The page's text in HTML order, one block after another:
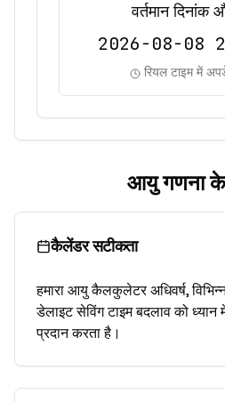
वर्तमान दिनांक
2026-08-08
रियल टाइम में
आयु गणना के
कैलेंडर सटीकता
हमारा आयु कैलकुलेटर अधिवर्ष,
डेलाइट सेविंग टाइम बदलाव को
प्रदान करता है।